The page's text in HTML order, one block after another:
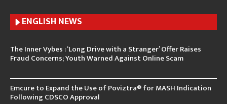
ENGLISH NEWS
The Inner Vybes : ‘Long Drive with a Stranger’ Offer Raises
Fraud Concerns; Youth Warned Against Online Scam
Emcure to Expand the Use of Poviztra® for MASH Indication
Following CDSCO Approval